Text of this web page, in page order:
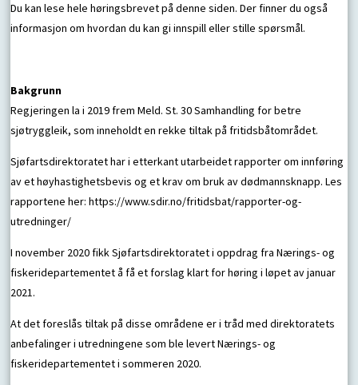
Du kan lese hele høringsbrevet på denne siden. Der finner du også
informasjon om hvordan du kan gi innspill eller stille spørsmål.
Bakgrunn
Regjeringen la i 2019 frem Meld. St. 30 Samhandling for betre
sjøtryggleik, som inneholdt en rekke tiltak på fritidsbåtområdet.
Sjøfartsdirektoratet har i etterkant utarbeidet rapporter om innføring
av et høyhastighetsbevis og et krav om bruk av dødmannsknapp. Les
rapportene her: https://www.sdir.no/fritidsbat/rapporter-og-
utredninger/
I november 2020 fikk Sjøfartsdirektoratet i oppdrag fra Nærings- og
fiskeridepartementet å få et forslag klart for høring i løpet av januar
2021.
At det foreslås tiltak på disse områdene er i tråd med direktoratets
anbefalinger i utredningene som ble levert Nærings- og
fiskeridepartementet i sommeren 2020.